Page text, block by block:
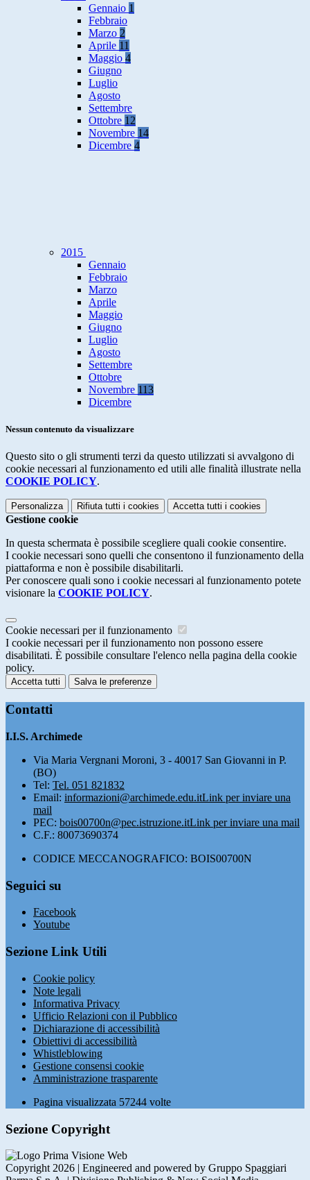
Gennaio 1
Febbraio
Marzo 2
Aprile 11
Maggio 4
Giugno
Luglio
Agosto
Settembre
Ottobre 12
Novembre 14
Dicembre 4
2015
Gennaio
Febbraio
Marzo
Aprile
Maggio
Giugno
Luglio
Agosto
Settembre
Ottobre
Novembre 113
Dicembre
Nessun contenuto da visualizzare
Questo sito o gli strumenti terzi da questo utilizzati si avvalgono di
cookie necessari al funzionamento ed utili alle finalità illustrate nella
COOKIE POLICY.
Personalizza Rifiuta tutti i cookies Accetta tutti i cookies
Gestione cookie
In questa schermata è possibile scegliere quali cookie consentire.
I cookie necessari sono quelli che consentono il funzionamento della
piattaforma e non è possibile disabilitarli.
Per conoscere quali sono i cookie necessari al funzionamento potete
visionare la COOKIE POLICY.
Cookie necessari per il funzionamento
I cookie necessari per il funzionamento non possono essere
disabilitati. È possibile consultare l'elenco nella pagina della cookie
policy.
Accetta tutti Salva le preferenze
Contatti
I.I.S. Archimede
Via Maria Vergnani Moroni, 3 - 40017 San Giovanni in P.
(BO)
Tel: Tel. 051 821832
Email: informazioni@archimede.edu.itLink per inviare una
mail
PEC: bois00700n@pec.istruzione.itLink per inviare una mail
C.F.: 80073690374
CODICE MECCANOGRAFICO: BOIS00700N
Seguici su
Facebook
Youtube
Sezione Link Utili
Cookie policy
Note legali
Informativa Privacy
Ufficio Relazioni con il Pubblico
Dichiarazione di accessibilità
Obiettivi di accessibilità
Whistleblowing
Gestione consensi cookie
Amministrazione trasparente
Pagina visualizzata 57244 volte
Sezione Copyright
Copyright 2026 | Engineered and powered by Gruppo Spaggiari